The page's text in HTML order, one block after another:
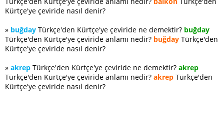
Kürtçe'ye çeviride nasıl denir?
» buğday Türkçe'den Kürtçe'ye çeviride ne demektir? buğday
Türkçe'den Kürtçe'ye çeviride anlamı nedir? buğday Türkçe'den
Kürtçe'ye çeviride nasıl denir?
» akrep Türkçe'den Kürtçe'ye çeviride ne demektir? akrep
Türkçe'den Kürtçe'ye çeviride anlamı nedir? akrep Türkçe'den
Kürtçe'ye çeviride nasıl denir?